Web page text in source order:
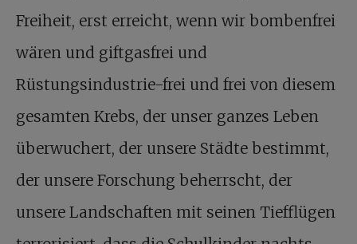
Freiheit, erst erreicht, wenn wir bombenfrei
wären und giftgasfrei und
Rüstungsindustrie-frei und frei von diesem
gesamten Krebs, der unser ganzes Leben
überwuchert, der unsere Städte bestimmt,
der unsere Forschung beherrscht, der
unsere Landschaften mit seinen Tiefflügen